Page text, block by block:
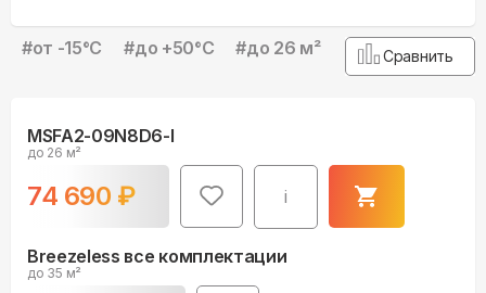
#от -15°С #до +50°С #до 26 м² Сравнить
MSFA2-09N8D6-I
до 26 м²
74 690 ₽ i
Breezeless все комплектации
до 35 м²